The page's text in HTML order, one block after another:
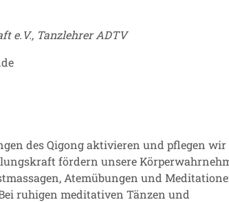
e.V., Tanzlehrer ADTV
des Qigong aktivieren und pflegen wir
fördern unsere
Atemübungen und
ruhigen meditativen Tänzen und